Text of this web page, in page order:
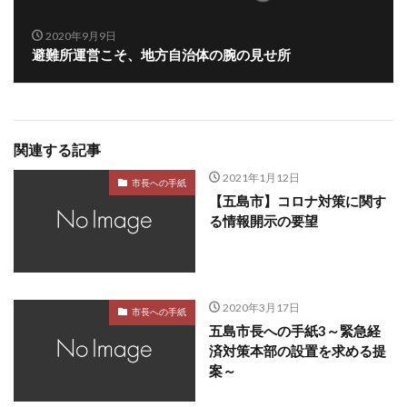
2020年9月9日
避難所運営こそ、地方自治体の腕の見せ所
関連する記事
市長への手紙 2021年1月12日
【五島市】コロナ対策に関す
る情報開示の要望
市長への手紙 2020年3月17日
五島市長への手紙3～緊急経
済対策本部の設置を求める提
案～